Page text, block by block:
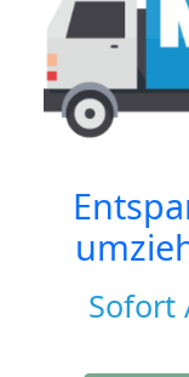
Sofort